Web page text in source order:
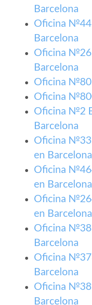
Barcelona
Oficina №44
Barcelona
Oficina №26
Barcelona
Oficina
Oficina
Oficina №2
Barcelona
Oficina
en Barcelona
Oficina
en Barcelona
Oficina
en Barcelona
Oficina
Barcelona
Oficina
Barcelona
Oficina
Barcelona